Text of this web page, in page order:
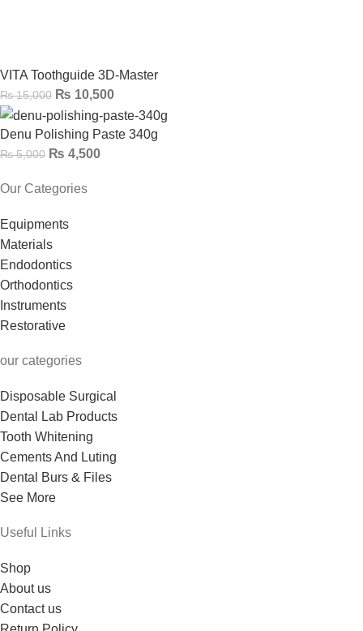
VITA Toothguide 3D-Master
₨15,000 ₨ 10,500
Denu Polishing Paste 340g
₨5,000 ₨ 4,500
Our Categories
Equipments
Materials
Endodontics
Orthodontics
Instruments
Restorative
our categories
Disposable Surgical
Dental Lab Products
Tooth Whitening
Cements And Luting
Dental Burs & Files
See More
Useful Links
Shop
About us
Contact us